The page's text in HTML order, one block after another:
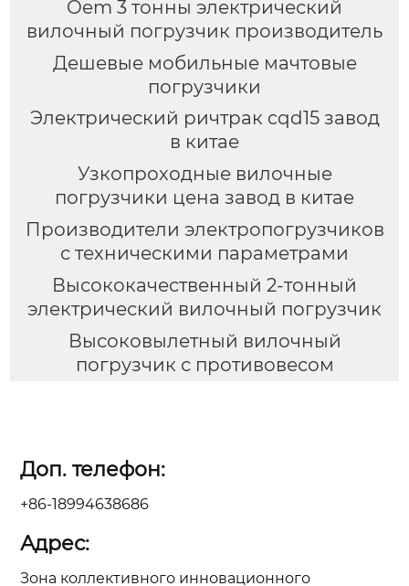
Oem 3 тонны электрический
вилочный погрузчик производитель
Дешевые мобильные мачтовые
погрузчики
Электрический ричтрак cqd15 завод
в китае
Узкопроходные вилочные
погрузчики цена завод в китае
Производители электропогрузчиков
с техническими параметрами
Высококачественный 2-тонный
электрический вилочный погрузчик
Высоковылетный вилочный
погрузчик с противовесом
Доп. телефон:
+86-18994638686
Адрес:
Зона коллективного инновационного